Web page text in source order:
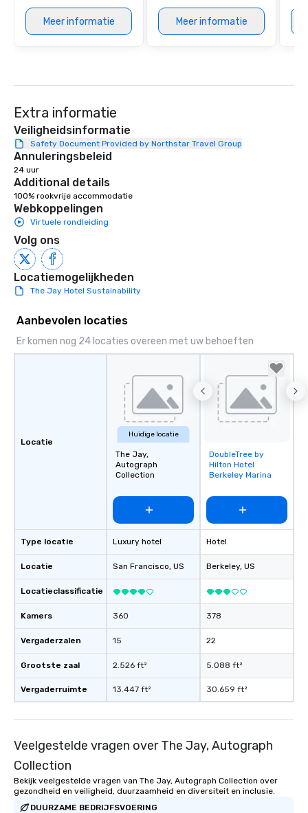
Meer informatie Meer informatie
Extra informatie
Veiligheidsinformatie
Safety Document Provided by Northstar Travel Group
Annuleringsbeleid
24 uur
Additional details
100% rookvrije accommodatie
Webkoppelingen
Virtuele rondleiding
Volg ons
Locatiemogelijkheden
The Jay Hotel Sustainability
Aanbevolen locaties
Er komen nog 24 locaties overeen met uw behoeften
Locatie
Type locatie
Locatie
Locatieclassificatie
Kamers
Vergaderzalen
Grootste zaal
Vergaderruimte
Huidige locatie
The Jay,
Autograph
Collection
Luxury hotel
San Francisco, US
360
15
2.526 ft²
13.447 ft²
Removed from
favorites
DoubleTree by
Hilton Hotel
Berkeley Marina
Hotel
Berkeley, US
378
22
5.088 ft²
30.659 ft²
Veelgestelde vragen over The Jay, Autograph
Collection
Bekijk veelgestelde vragen van The Jay, Autograph Collection over
gezondheid en veiligheid, duurzaamheid en diversiteit en inclusie.
DUURZAME BEDRIJFSVOERING